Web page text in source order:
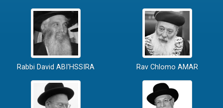
Rabbi David ABI'HSSIRA Rav Chlomo AMAR